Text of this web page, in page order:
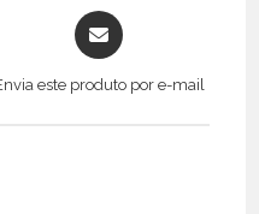
Opens
in
este produto por e-mail